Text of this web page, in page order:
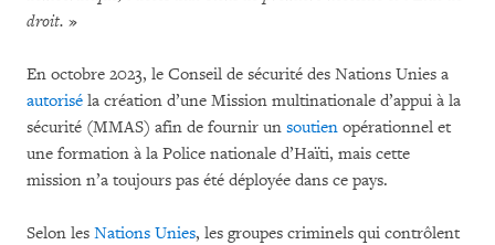
droit. »
En octobre 2023, le Conseil de sécurité des Nations Unies a
autorisé la création d’une Mission multinationale d’appui à la
sécurité (MMAS) afin de fournir un soutien opérationnel et
une formation à la Police nationale d’Haïti, mais cette
mission n’a toujours pas été déployée dans ce pays.
Selon les Nations Unies, les groupes criminels qui contrôlent